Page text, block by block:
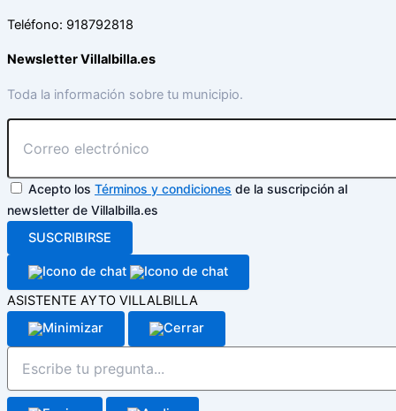
Teléfono: 918792818
Newsletter Villalbilla.es
Toda la información sobre tu municipio.
Acepto los Términos y condiciones de la suscripción al
newsletter de Villalbilla.es
SUSCRIBIRSE
ASISTENTE AYTO VILLALBILLA